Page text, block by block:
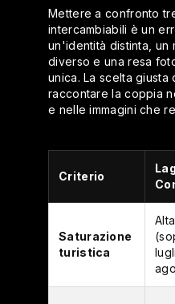
Mettere a confronto
intercambiabili è un
un'identità distinta, un
diverso e una resa
unica. La scelta
raccontare la coppia
e nelle immagini che
Criterio
Saturazione
turistica
Alta